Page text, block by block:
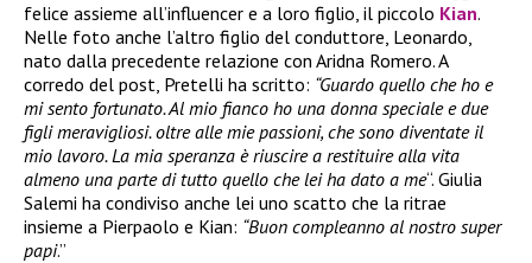
felice assieme all’influencer e a loro figlio, il piccolo Kian.
Nelle foto anche l’altro figlio del conduttore, Leonardo,
nato dalla precedente relazione con Aridna Romero. A
corredo del post, Pretelli ha scritto: “Guardo quello che ho e
mi sento fortunato. Al mio fianco ho una donna speciale e due
figli meravigliosi. oltre alle mie passioni, che sono diventate il
mio lavoro. La mia speranza è riuscire a restituire alla vita
almeno una parte di tutto quello che lei ha dato a me“. Giulia
Salemi ha condiviso anche lei uno scatto che la ritrae
insieme a Pierpaolo e Kian: “Buon compleanno al nostro super
papi.”